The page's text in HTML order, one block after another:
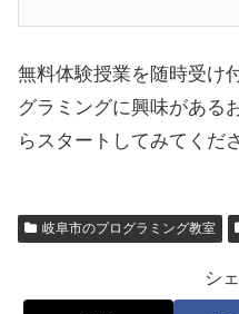
無料体験授業を随時受け
グラミングに興味がある
らスタートしてみてくだ
岐阜市のプログラミング教室
シ